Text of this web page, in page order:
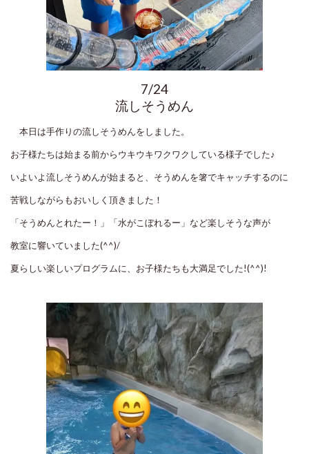
7/24
流しそうめん
本日は手作りの流しそうめんをしました。
お子様たちは始まる前からウキウキワクワクしている様子でした♪
いよいよ流しそうめんが始まると、そうめんを箸でキャッチするのに
苦戦しながらもおいしく頂きました！
「そうめんとれたー！」「水がこぼれるー」など楽しそうな声が
教室に響いていました(^^)/
夏らしい楽しいプログラムに、お子様たちも大満足でした!(^^)!